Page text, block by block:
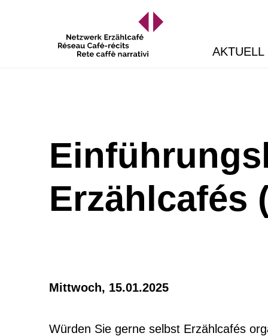
AKTUELL
Erzählcafés
Mittwoch, 15.01.2025
Würden Sie gerne selbst Erzählcafés